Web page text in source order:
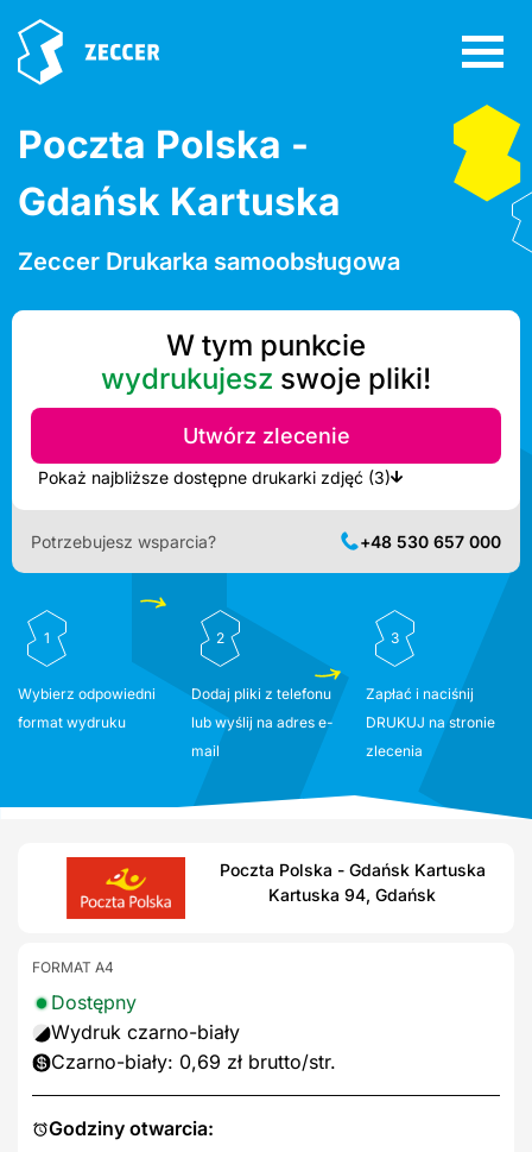
Poczta Polska -
Gdańsk Kartuska
Zeccer Drukarka samoobsługowa
W tym punkcie
wydrukujesz swoje pliki!
Utwórz zlecenie
Pokaż najbliższe dostępne drukarki zdjęć (3)
Potrzebujesz wsparcia? +48 530 657 000
1
Wybierz odpowiedni
format wydruku
2
Dodaj pliki z telefonu
lub wyślij na adres e-
mail
3
Zapłać i naciśnij
DRUKUJ na stronie
zlecenia
Poczta Polska - Gdańsk Kartuska
Kartuska 94, Gdańsk
Godziny otwarcia:
FORMAT A4
Dostępny
Wydruk czarno-biały
Czarno-biały: 0,69 zł brutto/str.